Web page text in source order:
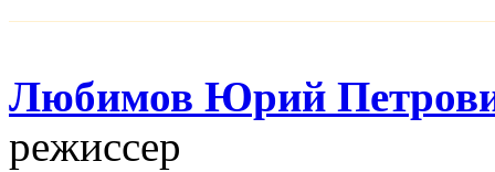
Любимов Юрий
режисcер